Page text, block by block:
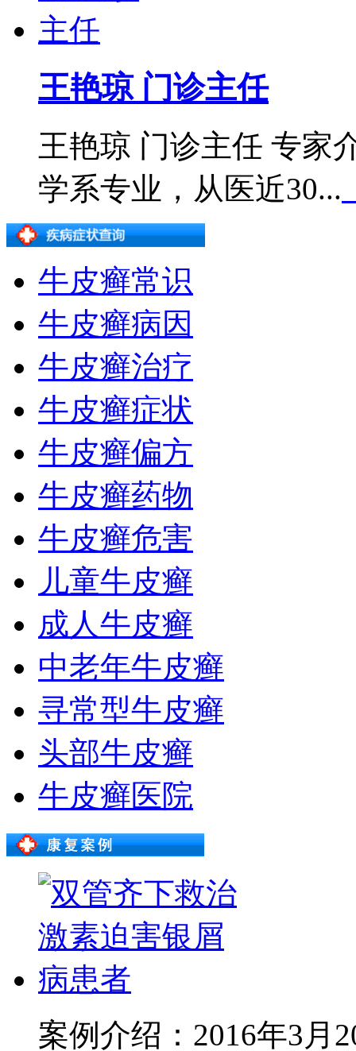
王艳琼 门诊主任
王艳琼 门诊主任 专家
学系专业，从医近30...
牛皮癣常识
牛皮癣病因
牛皮癣治疗
牛皮癣症状
牛皮癣偏方
牛皮癣药物
牛皮癣危害
儿童牛皮癣
成人牛皮癣
中老年牛皮癣
寻常型牛皮癣
头部牛皮癣
牛皮癣医院
案例介绍：2016年3月